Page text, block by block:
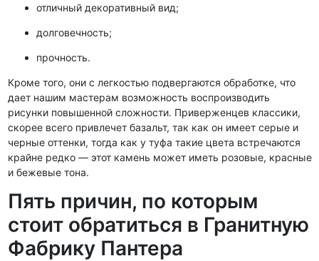
отличный декоративный вид;
долговечность;
прочность.
Кроме того, они с легкостью подвергаются обработке, что
дает нашим мастерам возможность воспроизводить
рисунки повышенной сложности. Приверженцев классики,
скорее всего привлечет базальт, так как он имеет серые и
черные оттенки, тогда как у туфа такие цвета встречаются
крайне редко — этот камень может иметь розовые, красные
и бежевые тона.
Пять причин, по которым
стоит обратиться в Гранитную
Фабрику Пантера